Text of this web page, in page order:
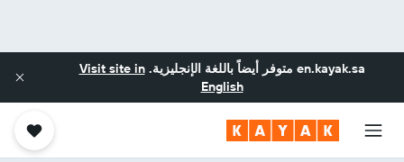
en.kayak.sa متوفر أيضاً باللغة الإنجليزية.Visit site in
English